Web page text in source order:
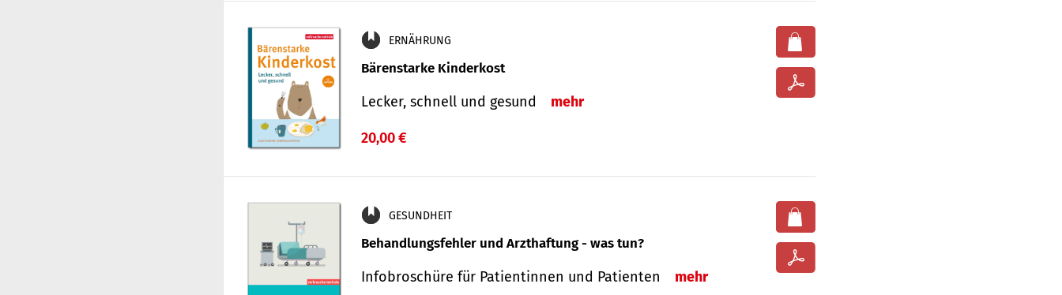
ERNÄHRUNG
Bärenstarke Kinderkost
Lecker, schnell und gesund mehr
20,00 €
GESUNDHEIT
Behandlungsfehler und Arzthaftung - was tun?
Infobroschüre für Patientinnen und Patienten mehr